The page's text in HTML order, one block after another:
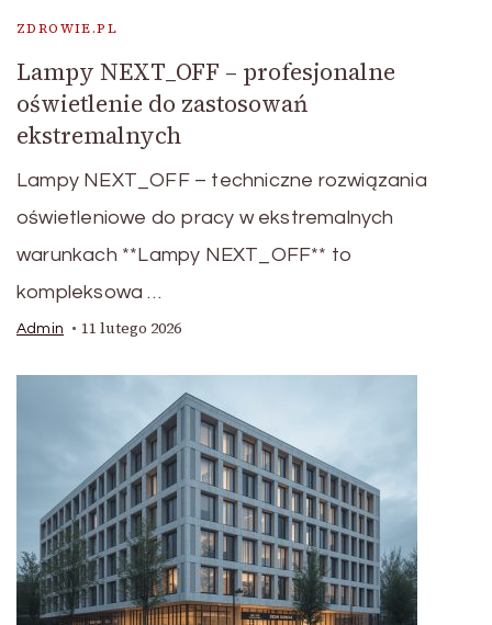
ZDROWIE.PL
Lampy NEXT_OFF – profesjonalne
oświetlenie do zastosowań
ekstremalnych
Lampy NEXT_OFF – techniczne rozwiązania
oświetleniowe do pracy w ekstremalnych
warunkach **Lampy NEXT_OFF** to
kompleksowa …
Admin 11 lutego 2026